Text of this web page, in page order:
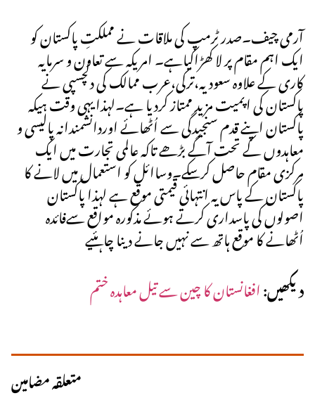
آرمی چیف۔صدر ٹرمپ کی ملاقات نے مملکتِ پاکستان کو
ایک اہم مقام پر لا کھڑاکیاہے۔ امریکہ سے تعاون و سرمایہ
کاری کے علاوہ سعودیہ،ترکی،عرب ممالک کی دلچسپی نے
پاکستان کی اپمیت مزید ممتاز کردیا ہے۔لہذا یہی وقت ہیکہ
پاکستان اپنے قدم سنجیدگی سے اُٹھائے اوردانشمندانہ پالیسی و
معاہدوں کے تحت آگے بڑھے تاکہ عالمی تجارت میں ایک
مرکزی مقام حاصل کرسکے۔وساائل کو استعمال میں لانے کا
پاکستان کے پاس یہ انتہائی قیمتی موقع ہے لہذا پاکستان
اصولوں کی پاسداری کرتے ہوئے مذکورہ مواقع سےفائدہ
اُٹھانے کا موقع ہاتھ سے نہیں جانے دینا چاہئیے
دیکھیں:افغانستان کا چین سے تیل معاہدہ ختم
متعلقہ مضامین